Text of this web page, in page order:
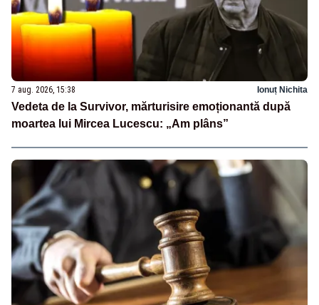
7 aug. 2026, 15:38 Ionuț Nichita
Vedeta de la Survivor, mărturisire emoționantă după
moartea lui Mircea Lucescu: „Am plâns”